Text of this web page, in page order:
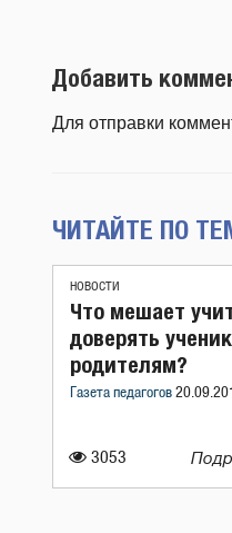
Добавить
Для отправки
ЧИТАЙТЕ ПО
НОВОСТИ
3053
Что мешает
доверять
родителям?
Газета педагогов